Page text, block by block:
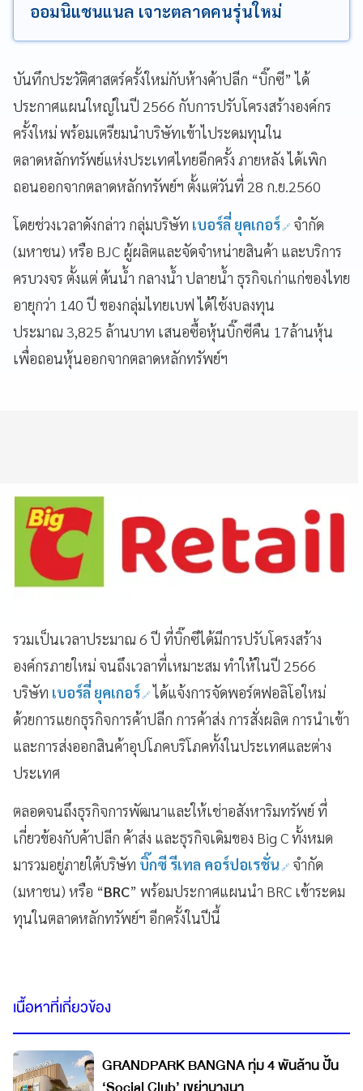
ออมนิแชนแนล เจาะตลาดคนรุ่นใหม่
บันทึกประวัติศาสตร์ครั้งใหม่กับห้างค้าปลีก “บิ๊กซี” ได้
ประกาศแผนใหญ่ในปี 2566 กับการปรับโครงสร้างองค์กร
ครั้งใหม่ พร้อมเตรียมนำบริษัทเข้าไประดมทุนใน
ตลาดหลักทรัพย์แห่งประเทศไทยอีกครั้ง ภายหลัง ได้เพิก
ถอนออกจากตลาดหลักทรัพย์ฯ ตั้งแต่วันที่ 28 ก.ย.2560
โดยช่วงเวลาดังกล่าว กลุ่มบริษัท เบอร์ลี่ ยุคเกอร์ จำกัด
(มหาชน) หรือ BJC ผู้ผลิตและจัดจำหน่ายสินค้า และบริการ
ครบวงจร ตั้งแต่ ต้นน้ำ กลางน้ำ ปลายน้ำ ธุรกิจเก่าแก่ของไทย
อายุกว่า 140 ปี ของกลุ่มไทยเบฟ ได้ใช้งบลงทุน
ประมาณ 3,825 ล้านบาท เสนอซื้อหุ้นบิ๊กซีคืน 17ล้านหุ้น
เพื่อถอนหุ้นออกจากตลาดหลักทรัพย์ฯ
รวมเป็นเวลาประมาณ 6 ปี ที่บิ๊กซีได้มีการปรับโครงสร้าง
องค์กรภายใหม่ จนถึงเวลาที่เหมาะสม ทำให้ในปี 2566
บริษัท เบอร์ลี่ ยุคเกอร์ ได้แจ้งการจัดพอร์ตฟอลิโอใหม่
ด้วยการแยกธุรกิจการค้าปลีก การค้าส่ง การสั่งผลิต การนำเข้า
และการส่งออกสินค้าอุปโภคบริโภคทั้งในประเทศและต่าง
ประเทศ
ตลอดจนถึงธุรกิจการพัฒนาและให้เช่าอสังหาริมทรัพย์ ที่
เกี่ยวข้องกับค้าปลีก ค้าส่ง และธุรกิจเดิมของ Big C ทั้งหมด
มารวมอยู่ภายใต้บริษัท บิ๊กซี รีเทล คอร์ปอเรชั่น
จำกัด
(มหาชน) หรือ “BRC” พร้อมประกาศแผนนำ BRC เข้าระดม
ทุนในตลาดหลักทรัพย์ฯ อีกครั้งในปีนี้
เนื้อหาที่เกี่ยวข้อง
GRANDPARK BANGNA ทุ่ม 4 พันล้าน ปั้น